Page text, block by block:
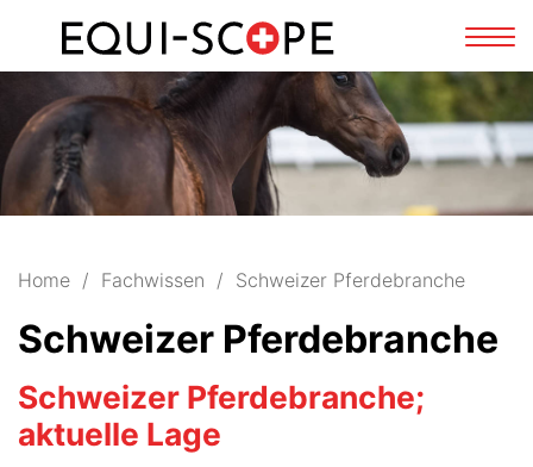
DE
Home Fachwissen Schweizer Pferdebranche
Schweizer Pferdebranche
Schweizer Pferdebranche;
aktuelle Lage